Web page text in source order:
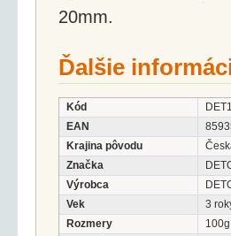
20mm.
Ďalšie
Kód
EAN
Krajina pôvodu
Značka
Výrobca
Vek
3
Rozmery
100g